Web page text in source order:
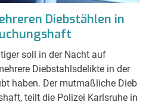
Diebstählen in
soll in der Nacht auf
Diebstahlsdelikte in der
haben. Der mutmaßliche Dieb
teilt die Polizei Karlsruhe in